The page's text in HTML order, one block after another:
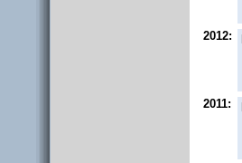
2012:
2011: